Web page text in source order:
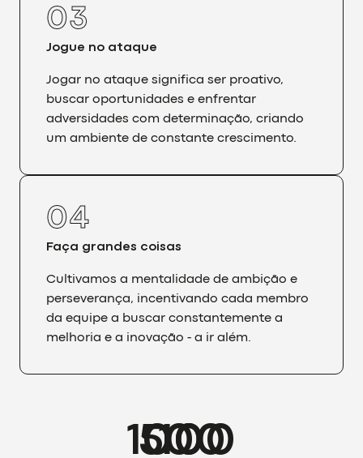
03
Jogue no ataque
Jogar no ataque significa ser proativo,
buscar oportunidades e enfrentar
adversidades com determinação, criando
um ambiente de constante crescimento.
04
Faça grandes coisas
Cultivamos a mentalidade de ambição e
perseverança, incentivando cada membro
da equipe a buscar constantemente a
melhoria e a inovação - a ir além.
500
1000
10